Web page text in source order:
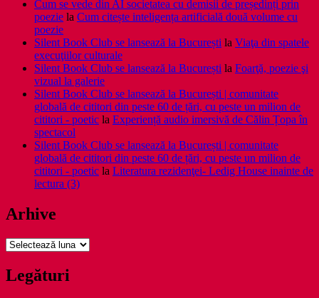
Cum se vede din AI societatea cu demisii de președinți prin
poezie la Cum citește inteligența artificială două volume cu
poezie
Silent Book Club se lansează la București la Viaţa din spatele
execuţiilor culturale
Silent Book Club se lansează la București la Foarţă, poezie şi
vizual la galerie
Silent Book Club se lansează la București | comunitate
globală de cititori din peste 60 de țări, cu peste un milion de
cititori - poetic la Experiență audio imersivă de Călin Țopa în
spectacol
Silent Book Club se lansează la București | comunitate
globală de cititori din peste 60 de țări, cu peste un milion de
cititori - poetic la Literatura rezidenţei- Ledig House inainte de
lectura (3)
Arhive
Arhive
Legături